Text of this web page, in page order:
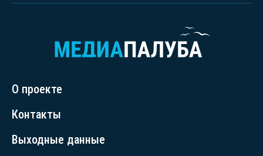
О проекте
Контакты
Выходные данные